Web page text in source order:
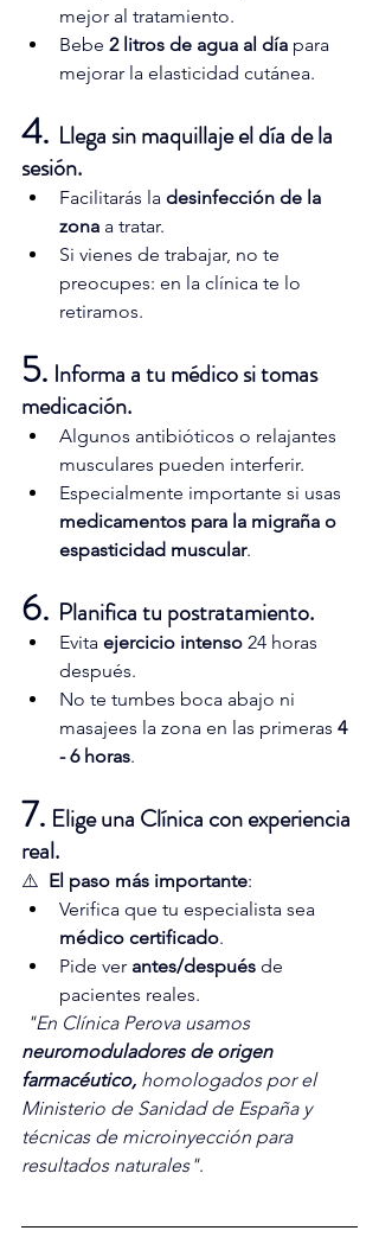
mejor al tratamiento.
Bebe 2 litros de agua al día para
mejorar la elasticidad cutánea.
4. Llega sin maquillaje el día de la
sesión.
Facilitarás la desinfección de la
zona a tratar.
Si vienes de trabajar, no te
preocupes: en la clínica te lo
retiramos.
5. Informa a tu médico si tomas
medicación.
Algunos antibióticos o relajantes
musculares pueden interferir.
Especialmente importante si usas
medicamentos para la migraña o
espasticidad muscular.
6. Planifica tu postratamiento.
Evita ejercicio intenso 24 horas
después.
No te tumbes boca abajo ni
masajees la zona en las primeras 4
- 6 horas.
7. Elige una Clínica con experiencia
real.
⚠️ El paso más importante:
Verifica que tu especialista sea
médico certificado.
Pide ver antes/después de
pacientes reales.
"En Clínica Perova usamos
neuromoduladores de origen
farmacéutico, homologados por el
Ministerio de Sanidad de España y
técnicas de microinyección para
resultados naturales".